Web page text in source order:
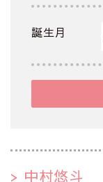
誕生月
中村悠斗